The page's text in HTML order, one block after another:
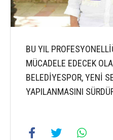
BU YIL
MÜCADELE EDECEK
BELEDİYESPOR, YENİ
YAPILANMASINI